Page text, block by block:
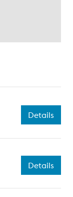
Details
Details